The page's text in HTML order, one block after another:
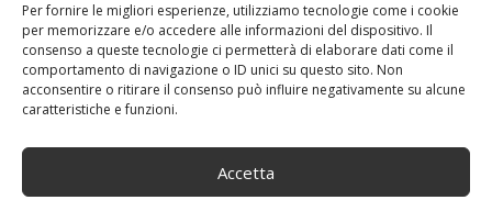
Per fornire le migliori esperienze, utilizziamo tecnologie come i cookie
per memorizzare e/o accedere alle informazioni del dispositivo. Il
consenso a queste tecnologie ci permetterà di elaborare dati come il
comportamento di navigazione o ID unici su questo sito. Non
acconsentire o ritirare il consenso può influire negativamente su alcune
caratteristiche e funzioni.
Accetta
Articoli recenti